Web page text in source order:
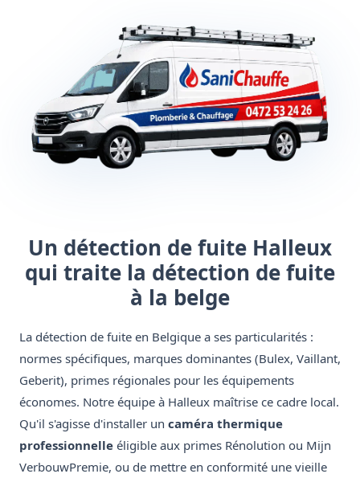
Un détection de fuite Halleux
qui traite la détection de fuite
à la belge
La détection de fuite en Belgique a ses particularités :
normes spécifiques, marques dominantes (Bulex, Vaillant,
Geberit), primes régionales pour les équipements
économes. Notre équipe à Halleux maîtrise ce cadre local.
Qu'il s'agisse d'installer un caméra thermique
professionnelle éligible aux primes Rénolution ou Mijn
VerbouwPremie, ou de mettre en conformité une vieille